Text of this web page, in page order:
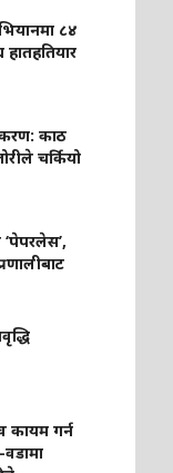
८४
हातहतियार
काठ
चर्कियो
कायम गर्न